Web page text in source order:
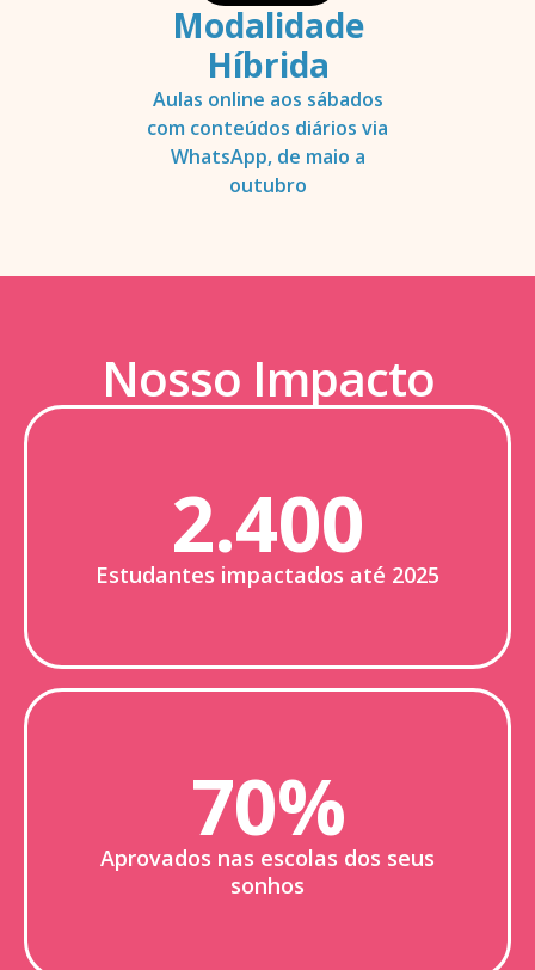
Modalidade
Híbrida
Aulas online aos sábados
com conteúdos diários via
WhatsApp, de maio a
outubro
Nosso Impacto
2.400
Estudantes impactados até 2025
70%
Aprovados nas escolas dos seus
sonhos